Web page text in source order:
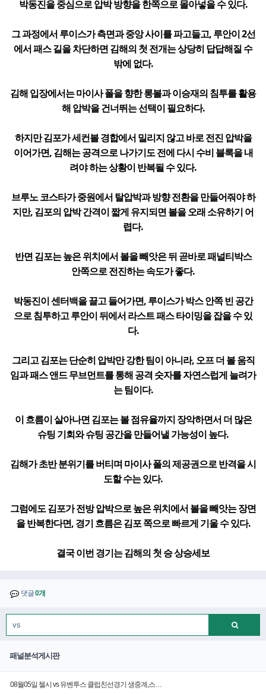
박동진을 중심으로 압박 방향을 한쪽으로 몰아넣을 수 있다.
그 과정에서 루이스가 측면과 중앙 사이를 파고들고, 루안이 2선
에서 패스 길을 차단하면 김해의 첫 전개는 상당히 답답해질 수
밖에 없다.
김해 입장에서는 마이사 폴을 향한 롱볼과 이승재의 침투를 활용
해 압박을 건너뛰는 선택이 필요하다.
하지만 김포가 세컨볼 경합에서 밀리지 않고 바로 전진 압박을
이어가면, 김해는 공격으로 나가기도 전에 다시 수비 블록을 내
려야 하는 상황이 반복될 수 있다.
브루노 코스타가 중원에서 탈압박과 방향 전환을 만들어줘야 하
지만, 김포의 압박 간격이 짧게 유지되면 볼을 오래 소유하기 어
렵다.
반면 김포는 높은 위치에서 볼을 빼앗은 뒤 곧바로 패널티박스
안쪽으로 전진하는 속도가 좋다.
박동진이 센터백을 끌고 들어가면, 루이스가 박스 안쪽 빈 공간
으로 침투하고 루안이 뒤에서 라스트 패스 타이밍을 잡을 수 있
다.
그리고 김포는 단순히 압박만 강한 팀이 아니라, 오프 더 볼 움직
임과 패스 앤드 무브먼트를 통해 공격 숫자를 자연스럽게 늘려가
는 팀이다.
이 흐름이 살아나면 김포는 볼 점유율까지 장악하면서 더 많은
슈팅 기회와 슈팅 공간을 만들어낼 가능성이 높다.
김해가 초반 분위기를 버티며 마이사 폴의 제공권으로 반격을 시
도할 수는 있다.
그럼에도 김포가 전방 압박으로 높은 위치에서 볼을 빼앗는 장면
을 반복한다면, 경기 흐름은 김포 쪽으로 빠르게 기울 수 있다.
결국 이번 경기는 김해의 첫 승 상승세보
댓글0개
패널분석게시판
08월05일 첼시 vs 유벤투스 클럽친선경기 생중계,스…